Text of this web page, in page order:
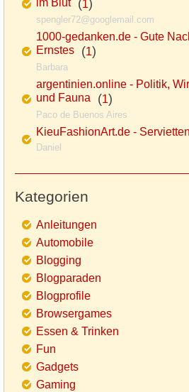
im Blut(1)
spengler72@googlemail.com
1000-gedanken.de - Gute
Ernstes (1)
Barbara
argentinien.online - Politik,
und Fauna (1)
Paco de Buenos Aires
KieuFashionArt.de -
Daniel
Kategorien
Anleitungen
Automobile
Blogging
Blogparaden
Blogprofile
Browsergames
Essen & Trinken
Fun
Gadgets
Gaming